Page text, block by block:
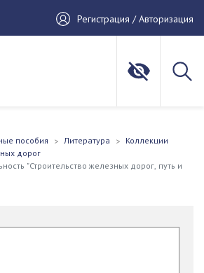
Регистрация / Авторизация
пособия Литература
Коллекции
дорог
"Строительство железных дорог, путь и